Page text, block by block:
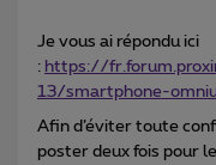
Je vous ai répondu ici
: https://
13/smartphone-
Afin d’éviter toute
poster deux fois pour